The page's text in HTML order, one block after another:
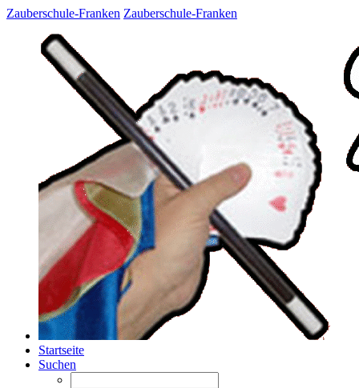
Zauberschule-Franken Zauberschule-Franken
Startseite
Suchen